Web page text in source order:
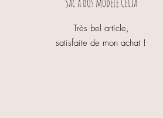
Très bel article,
satisfaite de mon achat !